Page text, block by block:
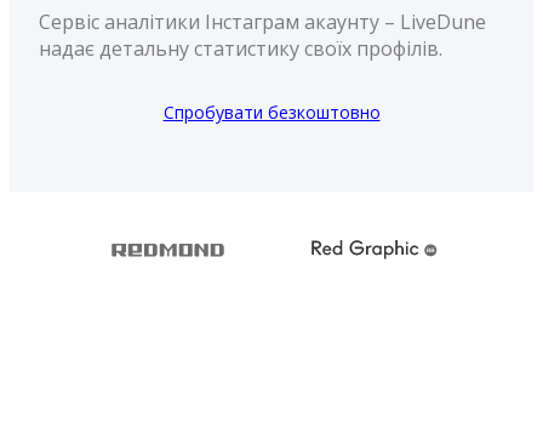
Сервіс аналітики Інстаграм акаунту – LiveDune
надає детальну статистику своїх профілів.
Спробувати безкоштовно